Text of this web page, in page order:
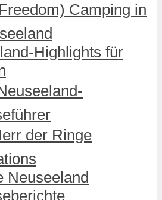
Camping in
Highlights für
der Ringe
Neuseeland